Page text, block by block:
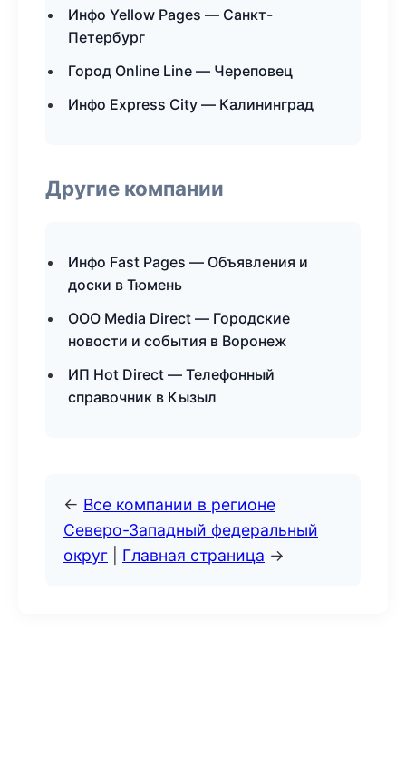
Инфо Yellow Pages — Санкт-
Петербург
Город Online Line — Череповец
Инфо Express City — Калининград
Другие компании
Инфо Fast Pages — Объявления и
доски в Тюмень
ООО Media Direct — Городские
новости и события в Воронеж
ИП Hot Direct — Телефонный
справочник в Кызыл
← Все компании в регионе
Северо-Западный федеральный
округ
Главная страница →